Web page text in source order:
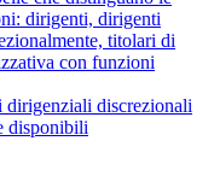
dirigenti, dirigenti
titolari di
con funzioni
dirigenziali discrezionali
disponibili